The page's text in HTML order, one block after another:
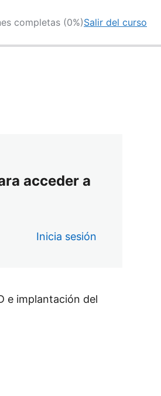
completas (0%)Salir del curso
acceder a
Inicia sesión
e implantación del